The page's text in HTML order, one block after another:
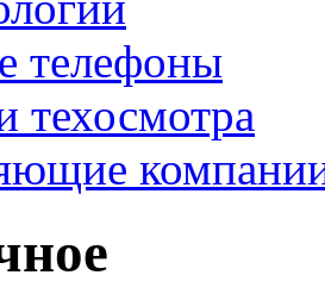
телефоны
техосмотра